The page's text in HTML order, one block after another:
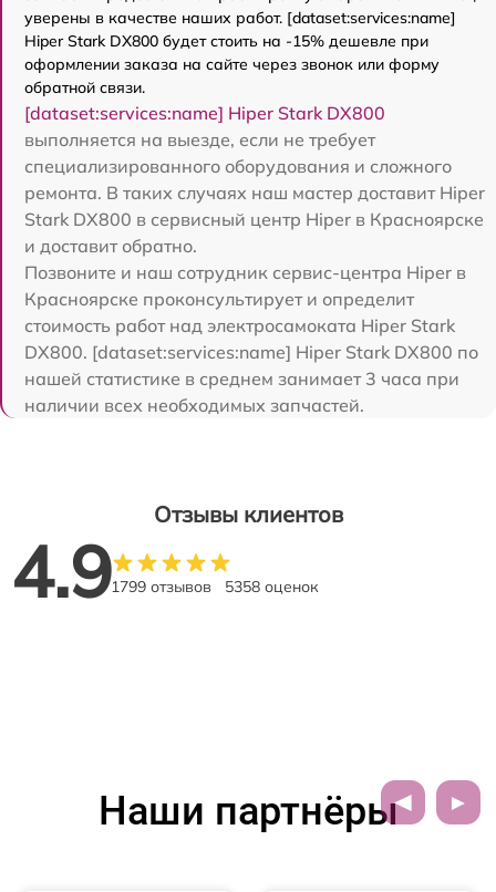
уверены в качестве наших работ. [dataset:services:name]
Hiper Stark DX800 будет стоить на -15% дешевле при
оформлении заказа на сайте через звонок или форму
обратной связи.
[dataset:services:name] Hiper Stark DX800
выполняется на выезде, если не требует
специализированного оборудования и сложного
ремонта. В таких случаях наш мастер доставит Hiper
Stark DX800 в сервисный центр Hiper в Красноярске
и доставит обратно.
Позвоните и наш сотрудник сервис-центра Hiper в
Красноярске проконсультирует и определит
стоимость работ над электросамоката Hiper Stark
DX800. [dataset:services:name] Hiper Stark DX800 по
нашей статистике в среднем занимает 3 часа при
наличии всех необходимых запчастей.
Отзывы клиентов
4.91799 отзывов 5358 оценок
Наши партнёры